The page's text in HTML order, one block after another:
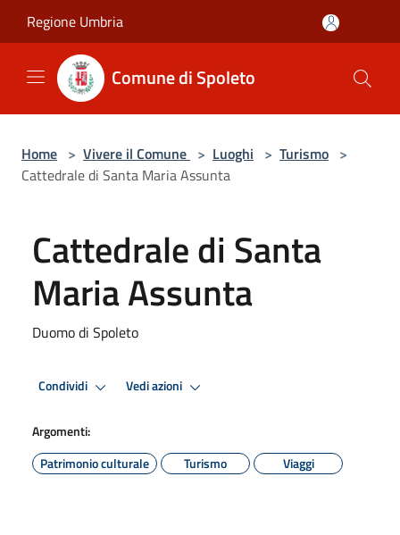
Regione Umbria
Comune di Spoleto
Home > Vivere il Comune > Luoghi > Turismo >
Cattedrale di Santa Maria Assunta
Cattedrale di Santa
Maria Assunta
Duomo di Spoleto
Condividi Vedi azioni
Argomenti:
Patrimonio culturale
Turismo Viaggi